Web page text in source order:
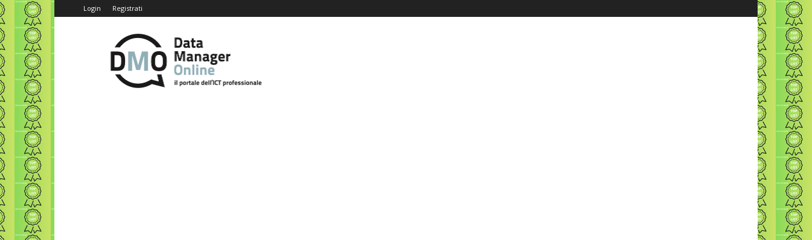
Login Registrati
Data
Manager
Online